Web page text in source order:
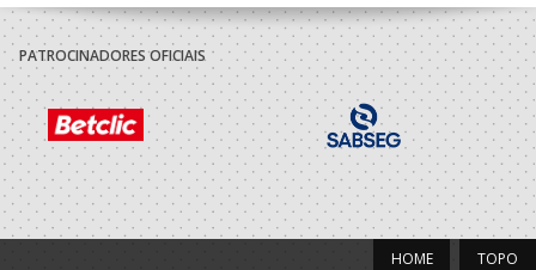
A.A. Porto
Atletica Aguas
Santas
SUB-16 M / SUB-18 M
2021/22
A.A. Porto
ASSOCIACAO
ACADEMICA S.
MAMEDE
SUB-14 M / SUB-16 M
A.A. Porto
Associacao
Atletica Aguas
SUB-14 M / SUB-16 M
PATROCINADORES OFICIAIS
TOPO
HOME